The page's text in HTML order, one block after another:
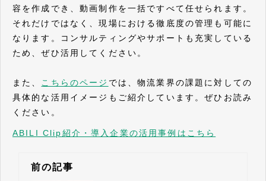
容を作成でき、動画制作を一括ですべて任せられます。
それだけではなく、現場における徹底度の管理も可能に
なります。コンサルティングやサポートも充実している
ため、ぜひ活用してください。
また、 こちらのページ では、物流業界の課題に対しての
具体的な活用イメージもご紹介しています。ぜひお読み
ください。
ABILI Clip紹介・導入企業の活用事例はこちら
前の記事